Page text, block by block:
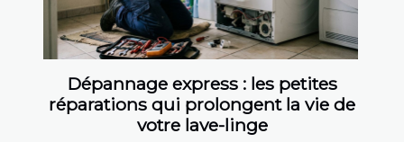
Dépannage express : les petites
réparations qui prolongent la vie de
votre lave-linge